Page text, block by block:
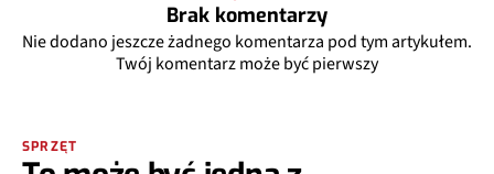
Brak komentarzy
Nie dodano jeszcze żadnego komentarza pod tym artykułem.
Twój komentarz może być pierwszy
SPRZĘT